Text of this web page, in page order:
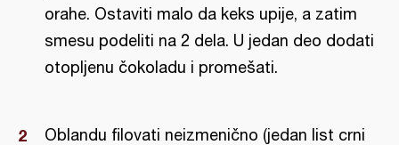
orahe. Ostaviti malo da keks upije, a zatim
smesu podeliti na 2 dela. U jedan deo dodati
otopljenu čokoladu i promešati.
Oblandu filovati neizmenično (jedan list crni